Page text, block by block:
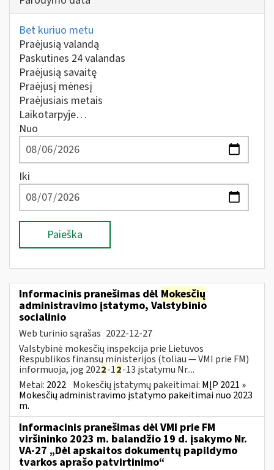
Bet kuriuo metu
Praėjusią valandą
Paskutines 24 valandas
Praėjusią savaitę
Praėjusį mėnesį
Praėjusiais metais
Laikotarpyje…
Nuo
Iki
Paieška
Informacinis pranešimas dėl Mokesčių
administravimo įstatymo, Valstybinio
socialinio
Web turinio sąrašas 2022-12-27
Valstybinė mokesčių inspekcija prie Lietuvos
Respublikos finansų ministerijos (toliau — VMI prie FM)
informuoja, jog 2022-12-13 įstatymu Nr....
Metai: 2022 Mokesčių įstatymų pakeitimai: MĮP 2021 »
Mokesčių administravimo įstatymo pakeitimai nuo 2023
m.
Informacinis pranešimas dėl VMI prie FM
viršininko 2023 m. balandžio 19 d. įsakymo Nr.
VA-27 „Dėl apskaitos dokumentų papildymo
tvarkos aprašo patvirtinimo“